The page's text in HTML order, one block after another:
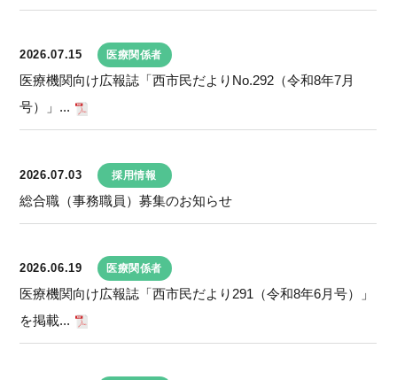
2026.07.15 医療関係者
医療機関向け広報誌「西市民だよりNo.292（令和8年7月
号）」...
2026.07.03 採用情報
総合職（事務職員）募集のお知らせ
2026.06.19 医療関係者
医療機関向け広報誌「西市民だより291（令和8年6月号）」
を掲載...